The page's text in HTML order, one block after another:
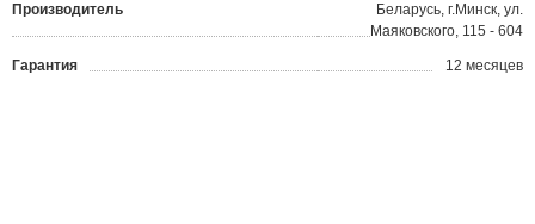
Производитель
Беларусь, г.Минск, ул.
Маяковского, 115 - 604
Гарантия 12 месяцев